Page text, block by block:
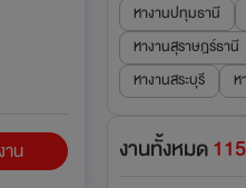
าน
หางานปทุมธานี
หางานสุราษฎร์ธานี
หางานสระบุรี
ห
งานทั้งหมด